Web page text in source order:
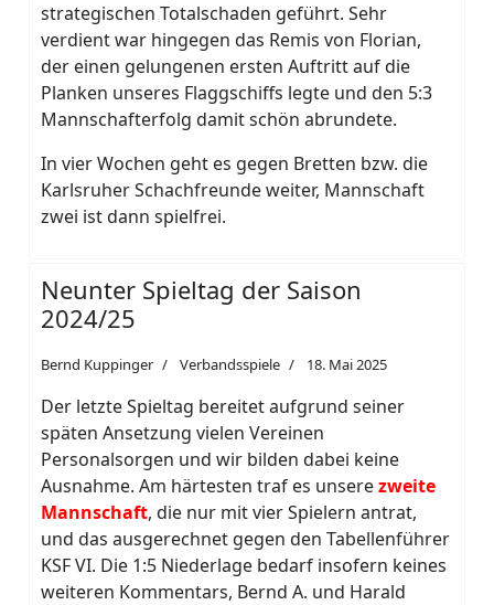
strategischen Totalschaden geführt. Sehr
verdient war hingegen das Remis von Florian,
der einen gelungenen ersten Auftritt auf die
Planken unseres Flaggschiffs legte und den 5:3
Mannschafterfolg damit schön abrundete.
In vier Wochen geht es gegen Bretten bzw. die
Karlsruher Schachfreunde weiter, Mannschaft
zwei ist dann spielfrei.
Neunter Spieltag der Saison
2024/25
Bernd Kuppinger Verbandsspiele 18. Mai 2025
Der letzte Spieltag bereitet aufgrund seiner
späten Ansetzung vielen Vereinen
Personalsorgen und wir bilden dabei keine
Ausnahme. Am härtesten traf es unserezweite
Mannschaft, die nur mit vier Spielern antrat,
und das ausgerechnet gegen den Tabellenführer
KSF VI. Die 1:5 Niederlage bedarf insofern keines
weiteren Kommentars, Bernd A. und Harald